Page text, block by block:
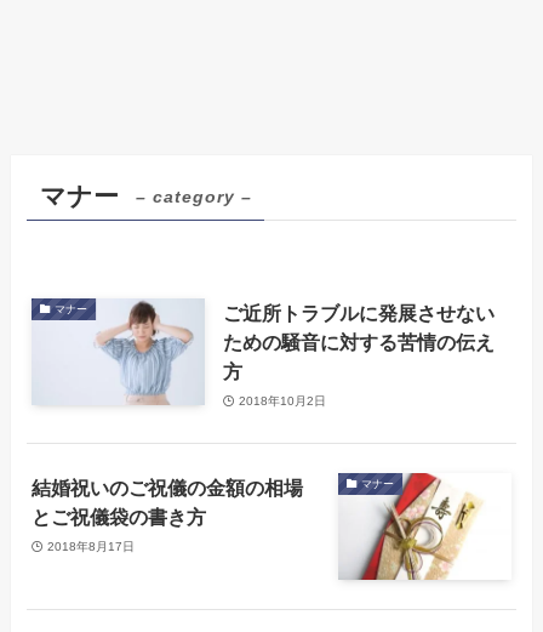
マナー – category –
マナー
ご近所トラブルに発展させない
ための騒音に対する苦情の伝え
方
2018年10月2日
マナー
結婚祝いのご祝儀の金額の相場
とご祝儀袋の書き方
2018年8月17日